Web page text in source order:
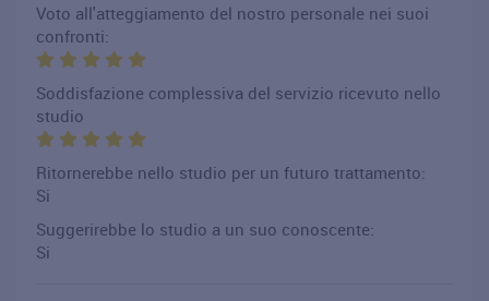
Voto all'atteggiamento del nostro personale nei suoi
confronti:
Soddisfazione complessiva del servizio ricevuto nello
studio
Ritornerebbe nello studio per un futuro trattamento:
Si
Suggerirebbe lo studio a un suo conoscente:
Si